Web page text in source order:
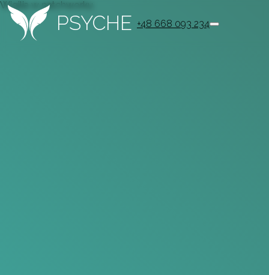
PSYCHE +48 668 093 234
Wigilia w patchworku